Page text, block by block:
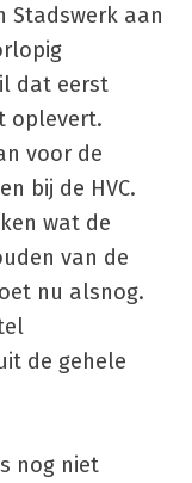
Stadswerk aan
dat eerst
oplevert.
voor de
bij de HVC.
wat de
van de
nu alsnog.
de gehele
nog niet